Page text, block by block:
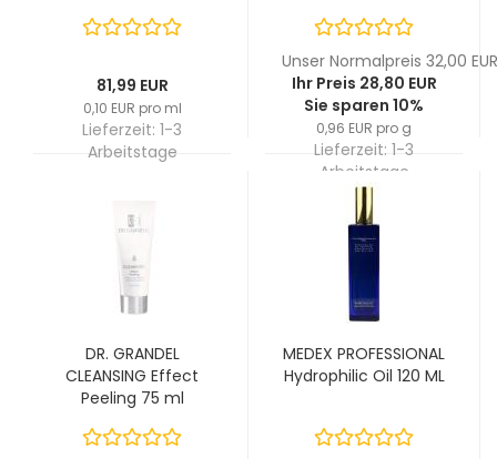
81,99 EUR
0,10 EUR pro ml
Lieferzeit: 1-3
Arbeitstage
Unser Normalpreis 32,00 EUR
Ihr Preis 28,80 EUR
Sie sparen 10%
0,96 EUR pro g
Lieferzeit: 1-3
Arbeitstage
DR. GRANDEL
CLEANSING Effect
Peeling 75 ml
MEDEX PROFESSIONAL
Hydrophilic Oil 120 ML